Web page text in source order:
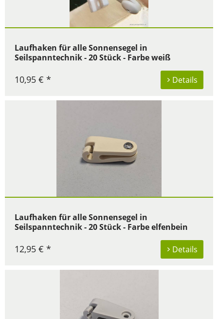
Laufhaken für alle Sonnensegel in
Seilspanntechnik - 20 Stück - Farbe weiß
Details
10,95 € *
Laufhaken für alle Sonnensegel in
Seilspanntechnik - 20 Stück - Farbe elfenbein
Details
12,95 € *